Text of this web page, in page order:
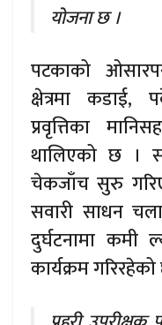
योजना छ ।
पटकाको
क्षेत्रमा कडाई,
प्रवृत्तिका
थालिएको छ ।
चेकजाँच सुरु
सवारी साधन
दुर्घटनामा कमी
कार्यक्रम